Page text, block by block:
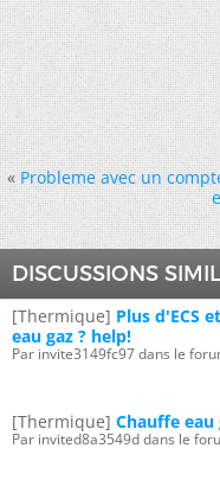
« Probleme avec un
DISCUSSIONS
[Thermique] Plus d'ECS
eau gaz ? help!
Par invite3149fc97 dans le
[Thermique] Chauffe
Par invited8a3549d dans le